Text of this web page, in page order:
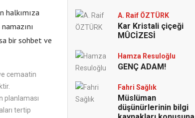
halkımıza
bir sohbet ve
cemaatin
planlaması
tertip
A. Raif ÖZTÜRK
Kar Kristali çiçeği
MÛCİZESİ
Hamza Resuloğlu
GENÇ ADAM!
Fahri Sağlık
Müslüman
düşünürlerinin bilgi